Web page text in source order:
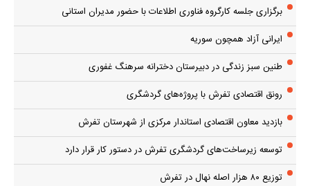
برگزاری جلسه کارگروه فناوری اطلاعات با حضور مدیران استانی
ایرانی آزاد همچون سوریه
طنین سبز زندگی در دبیرستان دخترانه سرهنگ غفوری
رونق اقتصادی تفرش با پروژه‌های گردشگری
بازدید معاون اقتصادی استاندار مرکزی از شهرستان تفرش
توسعه زیرساخت‌های گردشگری تفرش در دستور کار قرار دارد
توزیع ۸۰ هزار اصله نهال در تفرش